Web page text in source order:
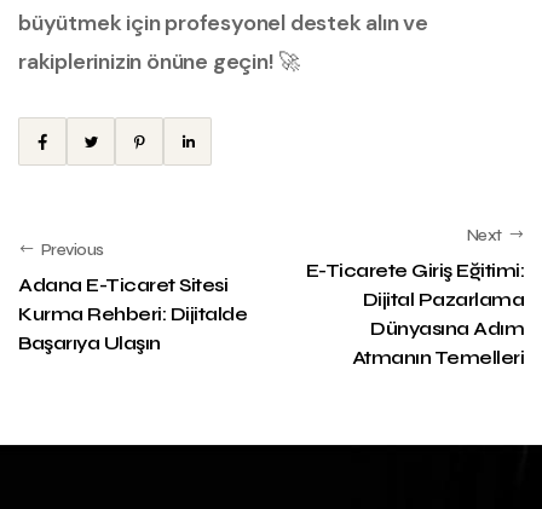
büyütmek için profesyonel destek alın ve
rakiplerinizin önüne geçin!🚀
Previous
Adana E-Ticaret Sitesi
Kurma Rehberi: Dijitalde
Başarıya Ulaşın
Next
E-Ticarete Giriş Eğitimi:
Dijital Pazarlama
Dünyasına Adım
Atmanın Temelleri